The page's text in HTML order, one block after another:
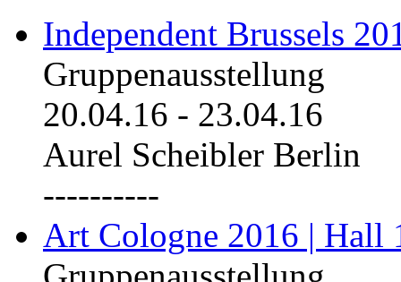
Independent Brussels
Gruppenausstellung
20.04.16 - 23.04.16
Aurel Scheibler Berlin
----------
Art Cologne 2016 | Hall